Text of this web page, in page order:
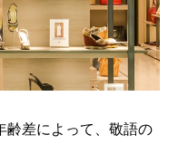
齢差によって、敬語の